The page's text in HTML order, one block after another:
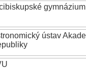
ústav